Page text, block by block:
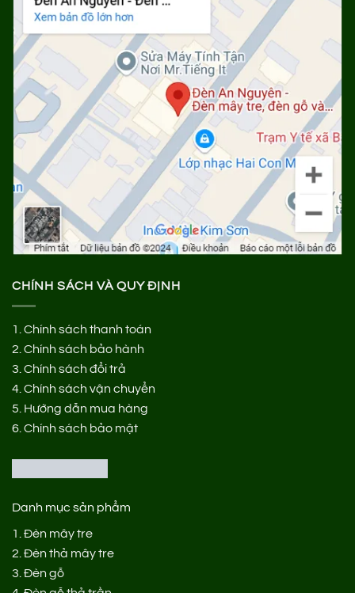
CHÍNH SÁCH VÀ QUY ĐỊNH
1. Chính sách thanh toán
2. Chính sách bảo hành
3. Chính sách đổi trả
4. Chính sách vận chuyển
5. Hướng dẫn mua hàng
6. Chính sách bảo mật
Danh mục sản phẩm
1. Đèn mây tre
2. Đèn thả mây tre
3. Đèn gỗ